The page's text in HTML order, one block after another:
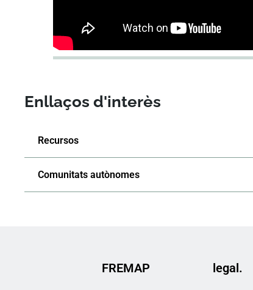
Enllaços d'interès
Recursos
Comunitats autònomes
FREMAP legal.